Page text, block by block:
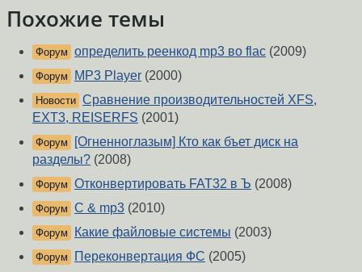
Похожие темы
Форум определить реенкод mp3 во flac (2009)
Форум MP3 Player (2000)
Новости Сравнение производительностей XFS,
EXT3, REISERFS (2001)
Форум
[Огненноглазым] Кто как бъет диск на
разделы? (2008)
Форум Отконвертировать FAT32 в Ъ (2008)
Форум C & mp3 (2010)
Форум Какие файловые системы (2003)
Форум Переконвертация ФС (2005)